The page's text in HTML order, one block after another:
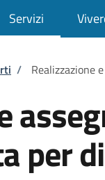
Servizi
/ Realizzazione
per